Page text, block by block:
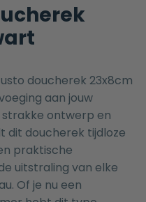
doucherek 23x8cm
aan jouw
ontwerp en
dit doucherek tijdloze
praktische
uitstraling van elke
Of je nu een